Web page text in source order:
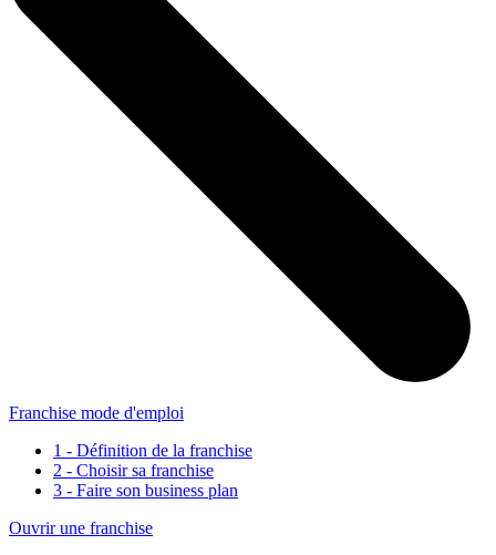
Franchise mode d'emploi
1 - Définition de la franchise
2 - Choisir sa franchise
3 - Faire son business plan
Ouvrir une franchise